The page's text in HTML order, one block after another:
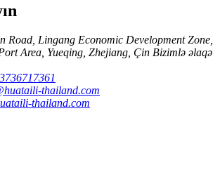
Road, Lingang Economic Development Zone,
Area, Yueqing, Zhejiang, Çin Bizimlə əlaqə
thailand.com
thailand.com